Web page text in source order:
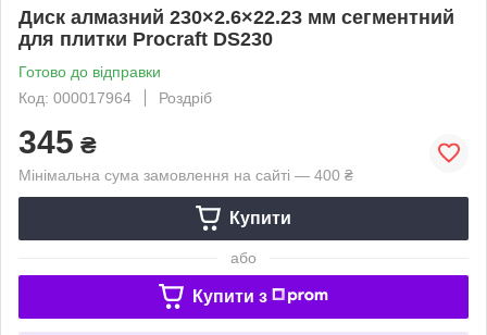
Диск алмазний 230×2.6×22.23 мм сегментний
для плитки Procraft DS230
Готово до відправки
Код: 000017964
Роздріб
345 ₴
Мінімальна сума замовлення на сайті — 400 ₴
Купити
або
Купити з